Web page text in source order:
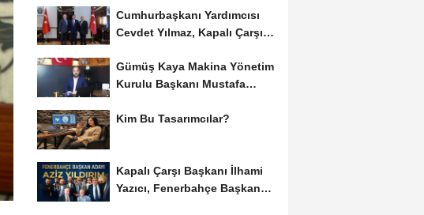
Cumhurbaşkanı Yardımcısı
Cevdet Yılmaz, Kapalı Çarşı
Gümüş Kaya Makina Yönetim
Kurulu Başkanı Mustafa
Kim Bu Tasarımcılar?
Kapalı Çarşı Başkanı İlhami
Yazıcı, Fenerbahçe Başkan